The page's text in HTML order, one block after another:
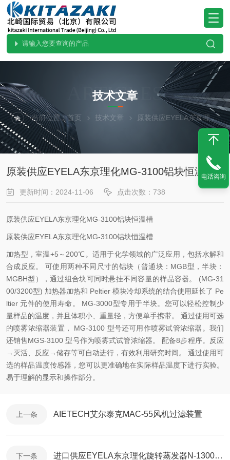
ARTICLES
技术文章
当前位置：首页 技术文章 原装供应EYELA东京理化MG-3100铝块恒温槽
原装供应EYELA东京理化MG-3100铝块恒温槽
更新时间：2024-11-06 点击次数：738
原装供应EYELA东京理化MG-3100铝块恒温槽
原装供应EYELA东京理化MG-3100铝块恒温槽
加热型，室温+5～200℃。适用于化学领域的广泛应用，包括水解和
合成反应。 可使用两种不同尺寸的铝块（普通块：MGB型，半块：
MGBH型），通过组合块可同时悬挂不同容量的样品容器。 (MG-31
00/3200型) 加热器加热和 Peltier 模块冷却系统的结合使用延长了 Pe
ltier 元件的使用寿命。 MG-3000型专用于半块。您可以轻松控制少
量样品的温度，并且体积小、重量轻，方便单手携带。 通过使用可选
的喷雾浓缩器装置， MG-3100 型号还可用作喷雾试管浓缩器。我们
还销售MGS-3100 型号作为喷雾式试管浓缩器。 配备8步程序。反应
→灭活、反应→储存等可自动进行，有效利用研究时间。 通过使用可
选的样品温度传感器，您可以更准确地在实际样品温度下进行实验。
易于理解的显示和操作部分。
上一条 AIETECH艾尔泰克MAC-55风机过滤装置
下一条 进口供应EYELA东京理化旋转蒸发器N-1300E-WS
电话咨询